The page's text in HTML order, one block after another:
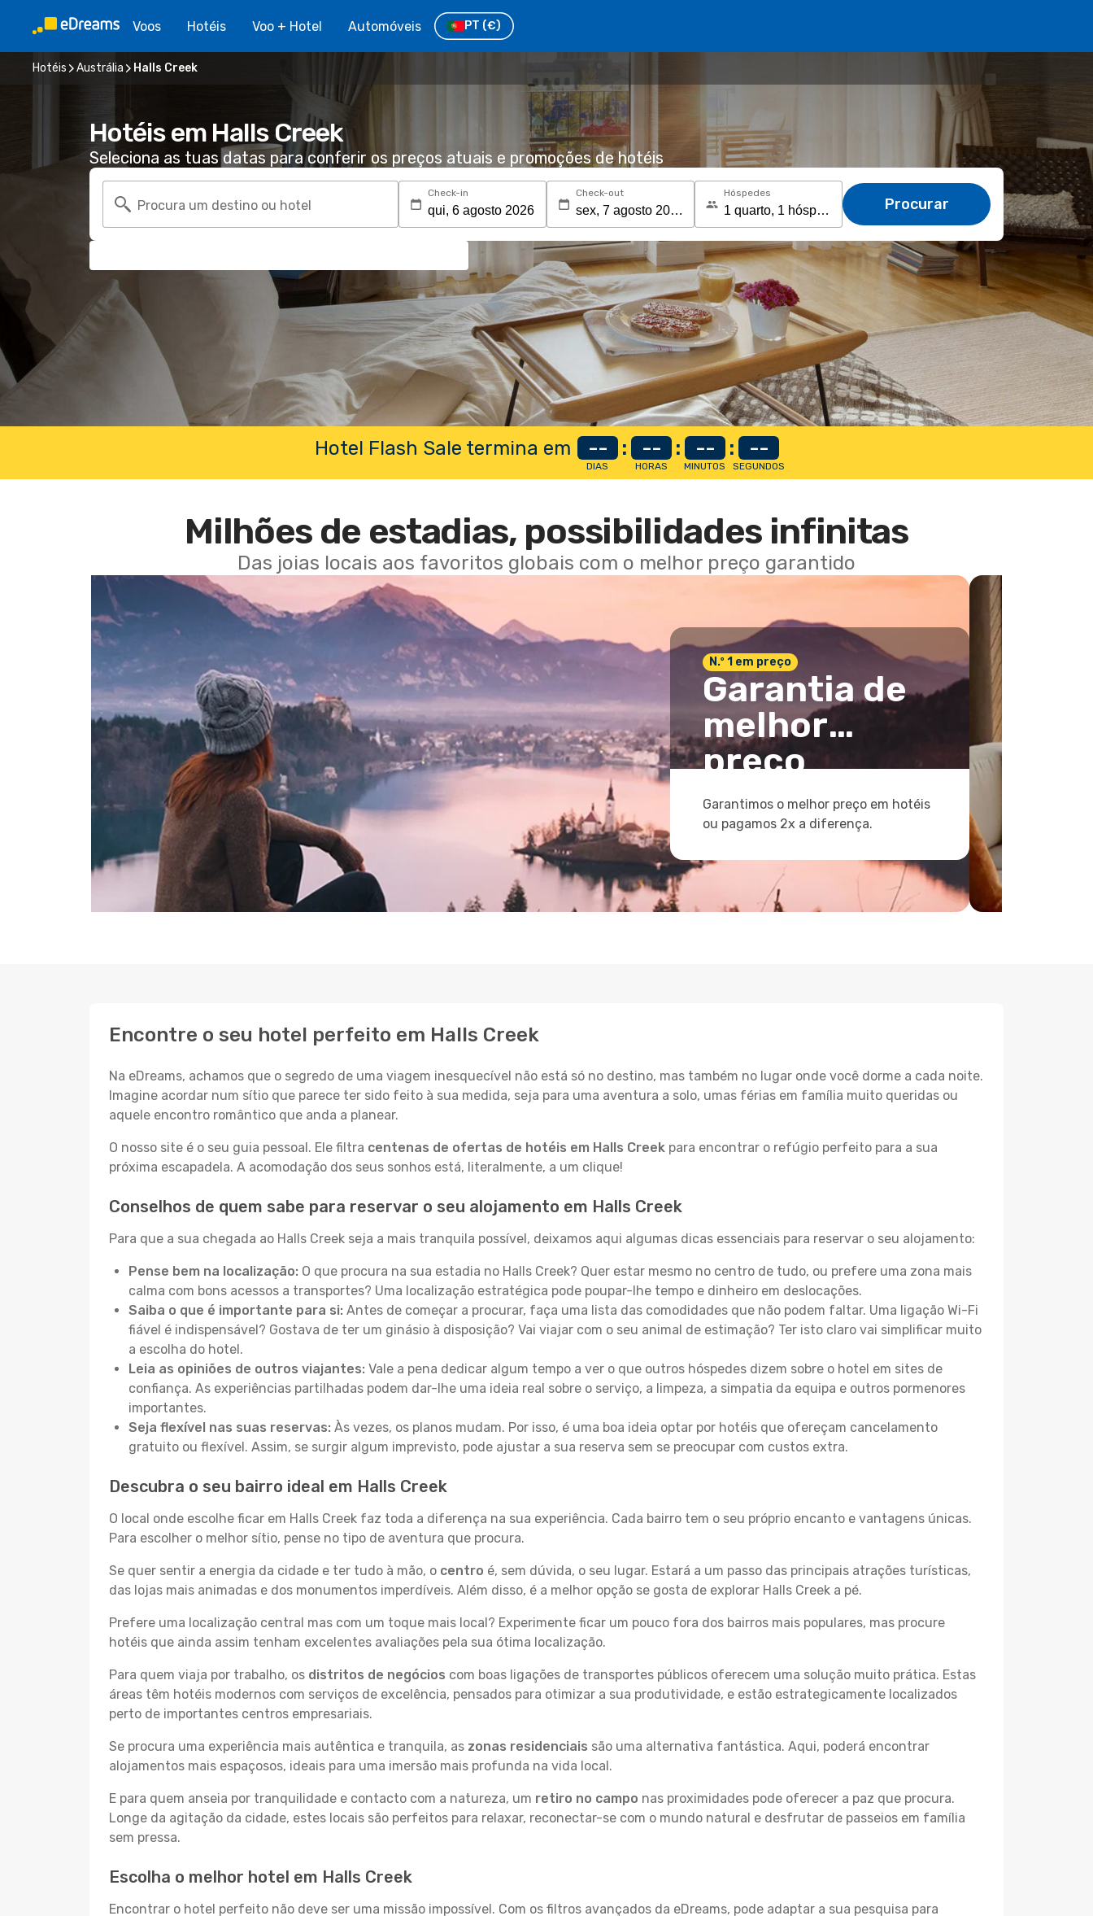
Voos Hotéis Voo + Hotel Automóveis PT (€)
Hotéis Austrália Halls Creek
Hotéis em Halls Creek
Seleciona as tuas datas para conferir os preços atuais e promoções de hotéis
Procura um destino ou hotel
Check-in Check-out Hóspedes
Procurar
Hotel Flash Sale termina em --
DIAS
: --
HORAS
: --
MINUTOS
: --
SEGUNDOS
Milhões de estadias, possibilidades infinitas
Das joias locais aos favoritos globais com o melhor preço garantido
N.º 1 em preço
Garantia de
melhor
preço
Garantimos o melhor preço em hotéis
ou pagamos 2x a diferença.
Encontre o seu hotel perfeito em Halls Creek
Na eDreams, achamos que o segredo de uma viagem inesquecível não está só no destino, mas também no lugar onde você dorme a cada noite.
Imagine acordar num sítio que parece ter sido feito à sua medida, seja para uma aventura a solo, umas férias em família muito queridas ou
aquele encontro romântico que anda a planear.
O nosso site é o seu guia pessoal. Ele filtra centenas de ofertas de hotéis em Halls Creek para encontrar o refúgio perfeito para a sua
próxima escapadela. A acomodação dos seus sonhos está, literalmente, a um clique!
Conselhos de quem sabe para reservar o seu alojamento em Halls Creek
Para que a sua chegada ao Halls Creek seja a mais tranquila possível, deixamos aqui algumas dicas essenciais para reservar o seu alojamento:
Pense bem na localização: O que procura na sua estadia no Halls Creek? Quer estar mesmo no centro de tudo, ou prefere uma zona mais
calma com bons acessos a transportes? Uma localização estratégica pode poupar-lhe tempo e dinheiro em deslocações.
Saiba o que é importante para si: Antes de começar a procurar, faça uma lista das comodidades que não podem faltar. Uma ligação Wi-Fi
fiável é indispensável? Gostava de ter um ginásio à disposição? Vai viajar com o seu animal de estimação? Ter isto claro vai simplificar muito
a escolha do hotel.
Leia as opiniões de outros viajantes: Vale a pena dedicar algum tempo a ver o que outros hóspedes dizem sobre o hotel em sites de
confiança. As experiências partilhadas podem dar-lhe uma ideia real sobre o serviço, a limpeza, a simpatia da equipa e outros pormenores
importantes.
Seja flexível nas suas reservas: Às vezes, os planos mudam. Por isso, é uma boa ideia optar por hotéis que ofereçam cancelamento
gratuito ou flexível. Assim, se surgir algum imprevisto, pode ajustar a sua reserva sem se preocupar com custos extra.
Descubra o seu bairro ideal em Halls Creek
O local onde escolhe ficar em Halls Creek faz toda a diferença na sua experiência. Cada bairro tem o seu próprio encanto e vantagens únicas.
Para escolher o melhor sítio, pense no tipo de aventura que procura.
Se quer sentir a energia da cidade e ter tudo à mão, o centro é, sem dúvida, o seu lugar. Estará a um passo das principais atrações turísticas,
das lojas mais animadas e dos monumentos imperdíveis. Além disso, é a melhor opção se gosta de explorar Halls Creek a pé.
Prefere uma localização central mas com um toque mais local? Experimente ficar um pouco fora dos bairros mais populares, mas procure
hotéis que ainda assim tenham excelentes avaliações pela sua ótima localização.
Para quem viaja por trabalho, os distritos de negócios com boas ligações de transportes públicos oferecem uma solução muito prática. Estas
áreas têm hotéis modernos com serviços de excelência, pensados para otimizar a sua produtividade, e estão estrategicamente localizados
perto de importantes centros empresariais.
Se procura uma experiência mais autêntica e tranquila, as zonas residenciais são uma alternativa fantástica. Aqui, poderá encontrar
alojamentos mais espaçosos, ideais para uma imersão mais profunda na vida local.
E para quem anseia por tranquilidade e contacto com a natureza, um retiro no campo nas proximidades pode oferecer a paz que procura.
Longe da agitação da cidade, estes locais são perfeitos para relaxar, reconectar-se com o mundo natural e desfrutar de passeios em família
sem pressa.
Escolha o melhor hotel em Halls Creek
Encontrar o hotel perfeito não deve ser uma missão impossível. Com os filtros avançados da eDreams, pode adaptar a sua pesquisa para